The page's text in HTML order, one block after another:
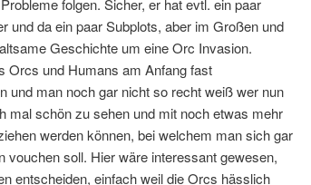
folgen. Sicher, er hat evtl. ein paar
und da ein paar Subplots, aber im Großen und
Geschichte um eine Orc Invasion.
Orcs und Humans am Anfang fast
und man noch gar nicht so recht weiß wer nun
mal schön zu sehen und mit noch etwas mehr
werden können, bei welchem man sich gar
vouchen soll. Hier wäre interessant gewesen,
entscheiden, einfach weil die Orcs hässlich